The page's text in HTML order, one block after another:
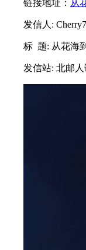
链接地址： 从
发信人:
标 题: 从花海
发信站: 北邮人